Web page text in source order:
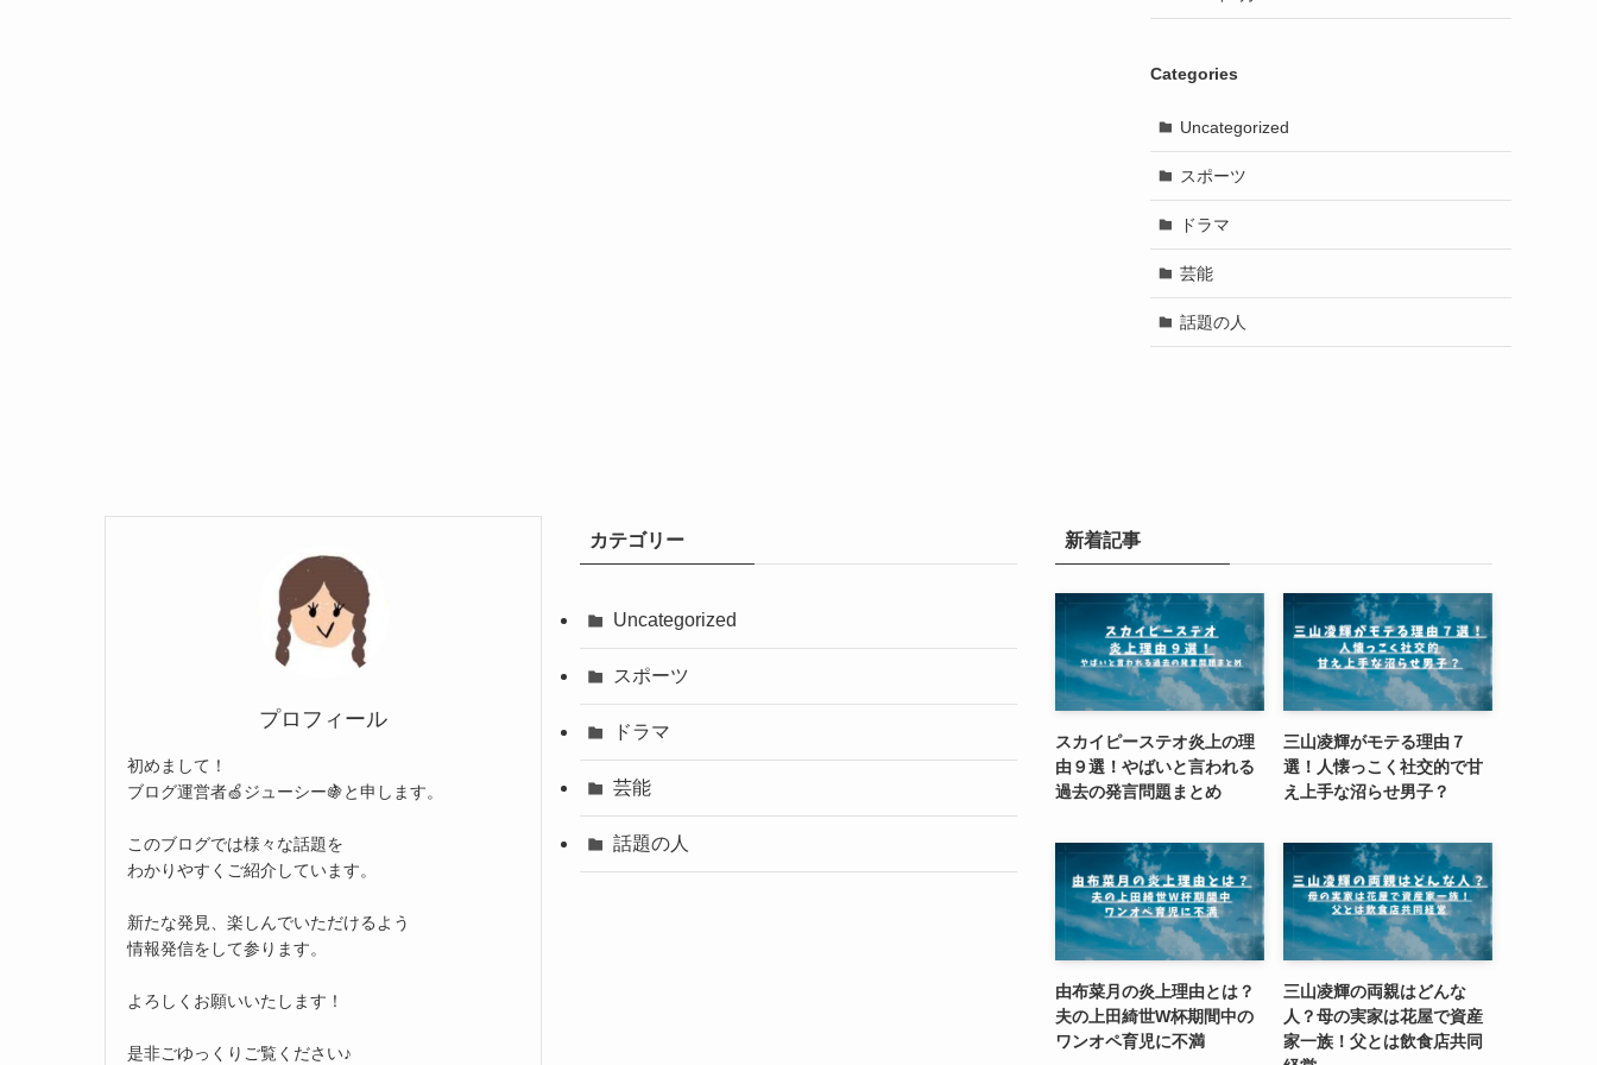
Categories
Uncategorized
スポーツ
ドラマ
芸能
話題の人
プロフィール
初めまして！
ブログ運営者🍏ジューシー🍇と申します。
このブログでは様々な話題を
わかりやすくご紹介しています。
新たな発見、楽しんでいただけるよう
情報発信をして参ります。
よろしくお願いいたします！
是非ごゆっくりご覧ください♪
カテゴリー
Uncategorized
スポーツ
ドラマ
芸能
話題の人
新着記事
スカイピーステオ炎上の理
由９選！やばいと言われる
過去の発言問題まとめ
三山凌輝がモテる理由７
選！人懐っこく社交的で甘
え上手な沼らせ男子？
由布菜月の炎上理由とは？
夫の上田綺世W杯期間中の
ワンオペ育児に不満
三山凌輝の両親はどんな
人？母の実家は花屋で資産
家一族！父とは飲食店共同